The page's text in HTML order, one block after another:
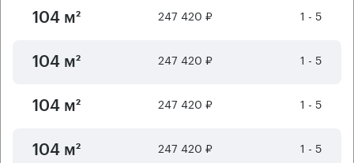
104 м² 247 420 ₽ 1 - 5
104 м² 247 420 ₽ 1 - 5
104 м² 247 420 ₽ 1 - 5
104 м² 247 420 ₽ 1 - 5